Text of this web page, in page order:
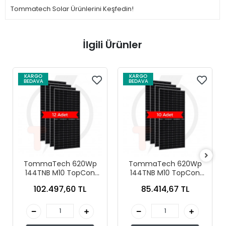
Tommatech Solar Ürünlerini Keşfedin!
İlgili Ürünler
KARGO
BEDAVA
TommaTech 620Wp
144TNB M10 TopCon
Paneli (12 Adet)
102.497,60 TL
KARGO
BEDAVA
TommaTech 620Wp
144TNB M10 TopCon
Paneli (10 Adet)
85.414,67 TL